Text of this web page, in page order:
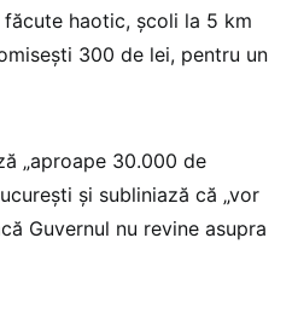
făcute haotic, școli la 5 km
300 de lei, pentru un
„aproape 30.000 de
și subliniază că „vor
Guvernul nu revine asupra